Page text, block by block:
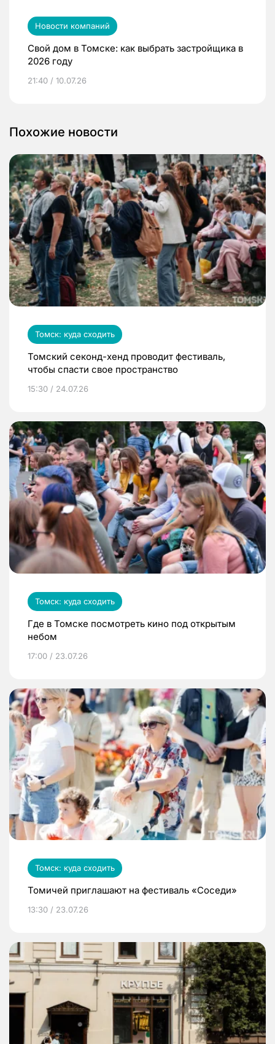
Новости компаний
Свой дом в Томске: как выбрать застройщика в
2026 году
21:40 / 10.07.26
Похожие новости
Томск: куда сходить
Томский секонд-хенд проводит фестиваль,
чтобы спасти свое пространство
15:30 / 24.07.26
Томск: куда сходить
Где в Томске посмотреть кино под открытым
небом
17:00 / 23.07.26
Томск: куда сходить
Томичей приглашают на фестиваль «Соседи»
13:30 / 23.07.26